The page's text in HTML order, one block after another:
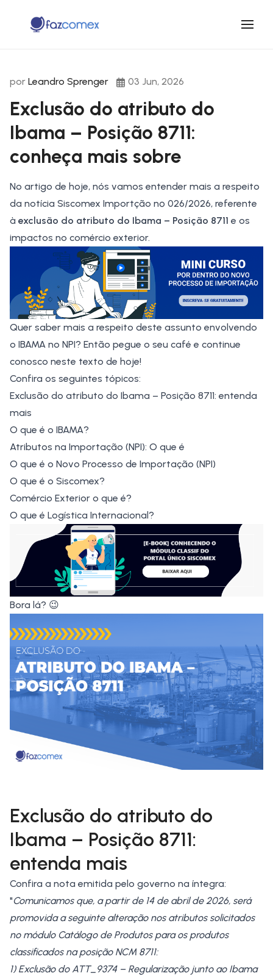
por Leandro Sprenger 03 Jun, 2026
Exclusão do atributo do
Ibama – Posição 8711:
conheça mais sobre
No artigo de hoje, nós vamos entender mais a respeito
da notícia Siscomex Importção nº 026/2026, referente
à exclusão do atributo do Ibama – Posição 8711 e os
impactos no comércio exterior.
Quer saber mais a respeito deste assunto envolvendo
o IBAMA no NPI? Então pegue o seu café e continue
conosco neste texto de hoje!
Confira os seguintes tópicos:
Exclusão do atributo do Ibama – Posição 8711: entenda
mais
O que é o IBAMA?
Atributos na Importação (NPI): O que é
O que é o Novo Processo de Importação (NPI)
O que é o Siscomex?
Comércio Exterior o que é?
O que é Logística Internacional?
Bora lá? 😉
Exclusão do atributo do
Ibama – Posição 8711:
entenda mais
Confira a nota emitida pelo governo na íntegra:
"Comunicamos que, a partir de 14 de abril de 2026, será
promovida a seguinte alteração nos atributos solicitados
no módulo Catálogo de Produtos para os produtos
classificados na posição NCM 8711:
1) Exclusão do ATT_9374 – Regularização junto ao Ibama